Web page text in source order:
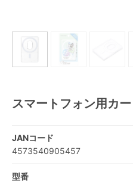
スマートフォン用カ
JANコード
4573540905457
型番